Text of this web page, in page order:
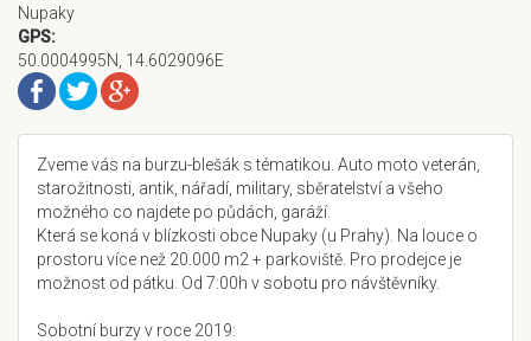
Nupaky
GPS:
50.0004995N, 14.6029096E
Zveme vás na burzu-blešák s tématikou. Auto moto veterán,
starožitnosti, antik, nářadí, military, sběratelství a všeho
možného co najdete po půdách, garáží.
Která se koná v blízkosti obce Nupaky (u Prahy). Na louce o
prostoru více než 20.000 m2 + parkoviště. Pro prodejce je
možnost od pátku. Od 7:00h v sobotu pro návštěvníky.
Sobotní burzy v roce 2019: